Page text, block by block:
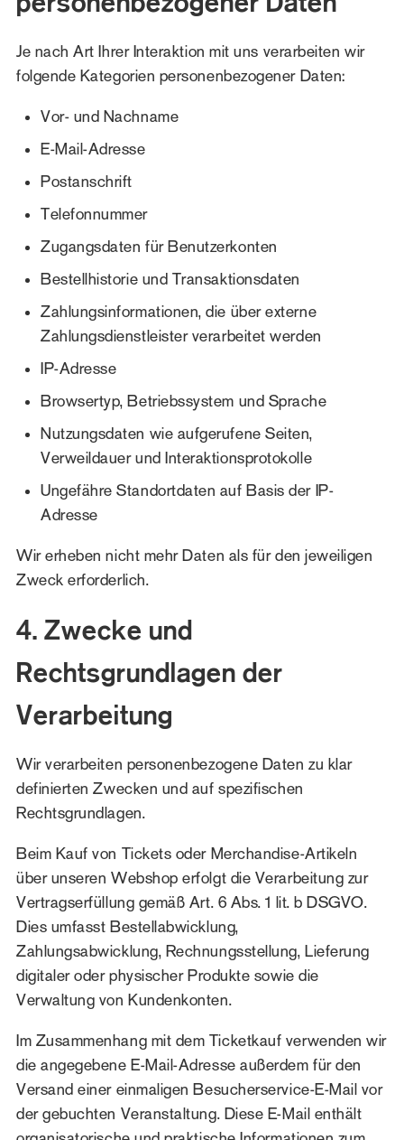
Je nach Art Ihrer Interaktion mit uns verarbeiten wir
folgende Kategorien personenbezogener Daten:
Vor- und Nachname
E-Mail-Adresse
Postanschrift
Telefonnummer
Zugangsdaten für Benutzerkonten
Bestellhistorie und Transaktionsdaten
Zahlungsinformationen, die über externe
Zahlungsdienstleister verarbeitet werden
IP-Adresse
Browsertyp, Betriebssystem und Sprache
Nutzungsdaten wie aufgerufene Seiten,
Verweildauer und Interaktionsprotokolle
Ungefähre Standortdaten auf Basis der IP-
Adresse
Wir erheben nicht mehr Daten als für den jeweiligen
Zweck erforderlich.
4. Zwecke und
Rechtsgrundlagen der
Verarbeitung
Wir verarbeiten personenbezogene Daten zu klar
definierten Zwecken und auf spezifischen
Rechtsgrundlagen.
Beim Kauf von Tickets oder Merchandise-Artikeln
über unseren Webshop erfolgt die Verarbeitung zur
Vertragserfüllung gemäß Art. 6 Abs. 1 lit. b DSGVO.
Dies umfasst Bestellabwicklung,
Zahlungsabwicklung, Rechnungsstellung, Lieferung
digitaler oder physischer Produkte sowie die
Verwaltung von Kundenkonten.
Im Zusammenhang mit dem Ticketkauf verwenden wir
die angegebene E-Mail-Adresse außerdem für den
Versand einer einmaligen Besucherservice-E-Mail vor
der gebuchten Veranstaltung. Diese E-Mail enthält